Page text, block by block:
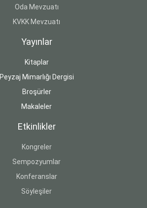
Oda Mevzuatı
KVKK Mevzuatı
Yayınlar
Kitaplar
Peyzaj Mimarlığı Dergisi
Broşürler
Makaleler
Etkinlikler
Kongreler
Sempozyumlar
Konferanslar
Söyleşiler